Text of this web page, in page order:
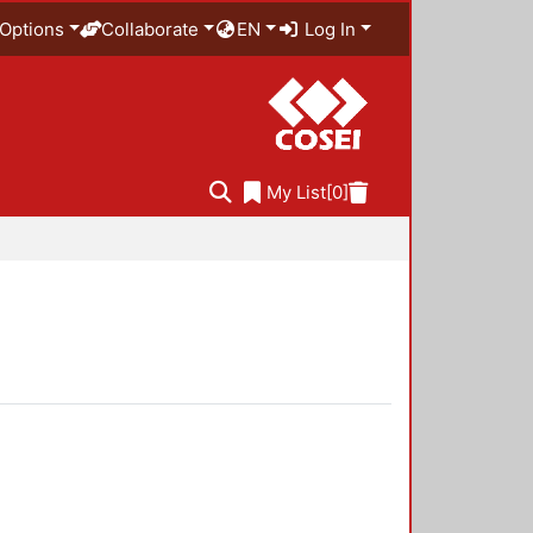
Options Collaborate EN Log In
My List[0]